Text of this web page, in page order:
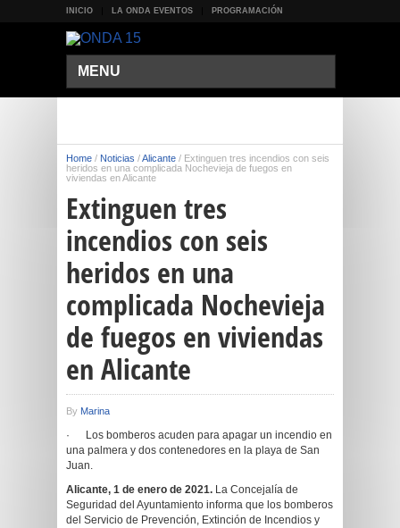
INICIO LA ONDA EVENTOS PROGRAMACIÓN
MENU
Home / Noticias /Alicante / Extinguen tres incendios con seis
heridos en una complicada Nochevieja de fuegos en
viviendas en Alicante
Extinguen tres
incendios con seis
heridos en una
complicada Nochevieja
de fuegos en viviendas
en Alicante
By Marina
· Los bomberos acuden para apagar un incendio en
una palmera y dos contenedores en la playa de San
Juan.
Alicante, 1 de enero de 2021. La Concejalía de
Seguridad del Ayuntamiento informa que los bomberos
del Servicio de Prevención, Extinción de Incendios y